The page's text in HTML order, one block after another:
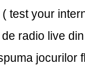
( test your
radio live
jocurilor